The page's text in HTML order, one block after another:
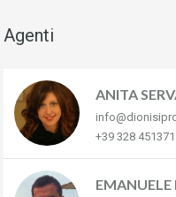
Agenti
ANITA
+39 328
EMANUELE